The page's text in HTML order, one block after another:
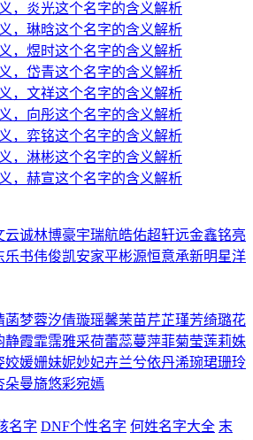
，炎光这个名字的含义解析
，琳晗这个名字的含义解析
，煜时这个名字的含义解析
，岱青这个名字的含义解析
，文祥这个名字的含义解析
，向彤这个名字的含义解析
，弈铭这个名字的含义解析
，淋彬这个名字的含义解析
，赫宣这个名字的含义解析
云诚林博豪宇瑞航皓佑超轩远金鑫铭亮
乐书伟俊凯安家平彬源恒意承新明星洋
菡梦蓉汐倩璇瑶馨茉苗芹芷瑾芳绮璐花
静霞霏霈雅采荷蕾蕊蔓萍菲菊莹莲莉姝
姣媛姗妹妮妙妃卉兰兮依丹浠琬珺珊玲
朵曼旖悠彩宛嫣
名字 DNF个性名字 何姓名字大全 末